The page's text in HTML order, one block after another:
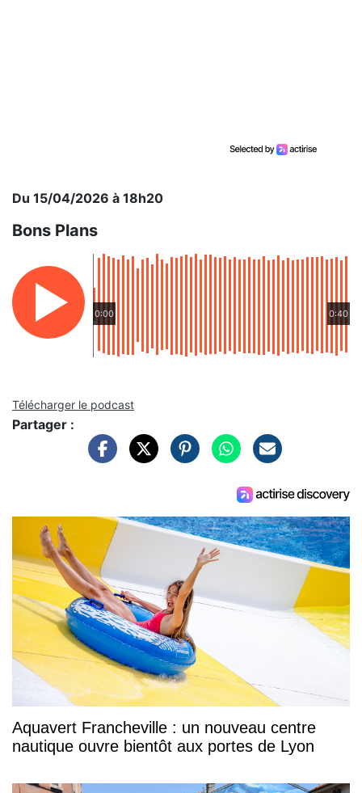
Du 15/04/2026 à 18h20
Bons Plans
0:00 0:40
Télécharger le podcast
Partager :
Aquavert Francheville : un nouveau centre
nautique ouvre bientôt aux portes de Lyon